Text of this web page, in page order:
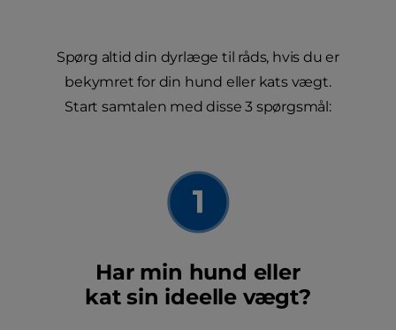
Spørg altid din dyrlæge til råds, hvis du er
bekymret for din hund eller kats vægt.
Start samtalen med disse 3 spørgsmål:
Har min hund eller
kat sin ideelle vægt?